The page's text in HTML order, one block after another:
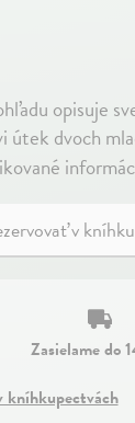
opisuje
dvoch
v
Zasielame do
kníhkupectvách